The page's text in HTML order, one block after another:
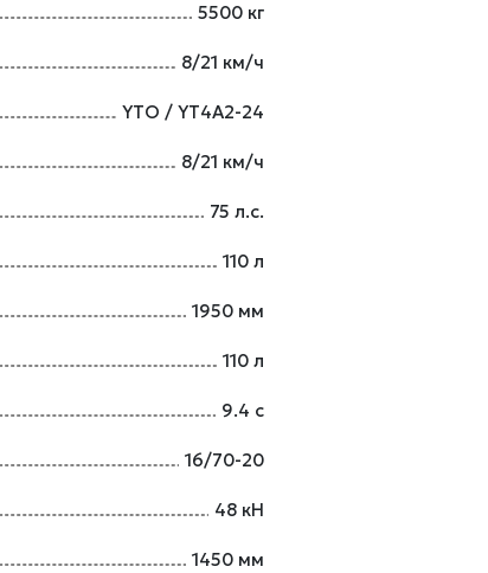
5500 кг
8/21 км/ч
YTO / YT4A2-24
8/21 км/ч
75 л.с.
110 л
1950 мм
110 л
9.4 с
16/70-20
48 кН
1450 мм